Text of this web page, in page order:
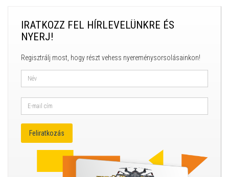
IRATKOZZ FEL HÍRLEVELÜNKRE ÉS
NYERJ!
Regisztrálj most, hogy részt vehess nyereménysorsolásainkon!